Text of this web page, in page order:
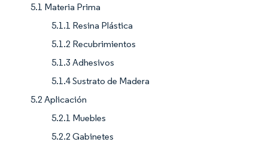
5.1 Materia Prima
5.1.1 Resina Plástica
5.1.2 Recubrimientos
5.1.3 Adhesivos
5.1.4 Sustrato de Madera
5.2 Aplicación
5.2.1 Muebles
5.2.2 Gabinetes